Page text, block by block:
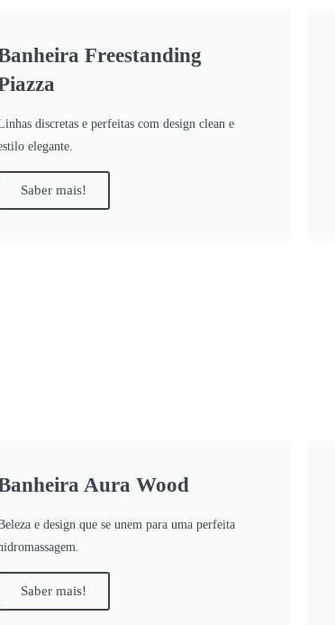
Freestanding
discretas e perfeitas com design clean e
elegante.
Saber mais!
Aura Wood
e design que se unem para uma perfeita
Saber mais!